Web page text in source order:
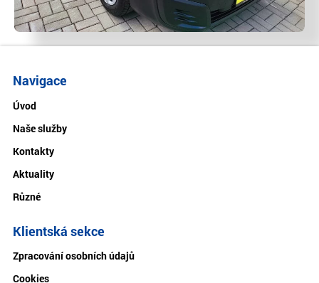
Navigace
Úvod
Naše služby
Kontakty
Aktuality
Různé
Klientská sekce
Zpracování osobních údajů
Cookies